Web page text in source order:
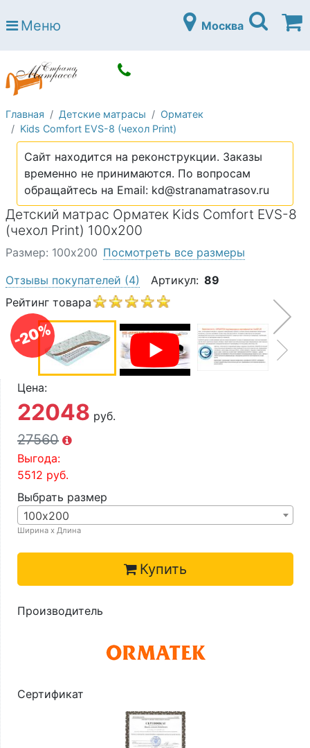
Страна матрасов
Open submenu (Матрасы)
Open submenu (Кровати)
Кровати
Open submenu (Аксессуары)
Open submenu (Диваны)
Диваны
Open submenu (Постельное белье)
Постельное белье
Open submenu (Мебель)
Мебель
Open submenu (Основания)
Основания
Open submenu (Детские матрасы)
Детские матрасы
Open submenu (Детские кровати)
Детские кровати
Open submenu (Шкафы)
Шкафы
О компании
Контакты
Доставка по городу
Меню Москва
Главная Детские матрасы
Орматек
Kids Comfort EVS-8 (чехол Print)
Сайт находится на реконструкции. Заказы
временно не принимаются. По вопросам
обращайтесь на Email: kd@stranamatrasov.ru
Детский матрас Орматек Kids Comfort EVS-8
(чехол Print) 100х200
-20%
Размер: 100х200 Посмотреть все размеры
Отзывы покупателей (4) Артикул: 89
Рейтинг товара
Цена:
22048 руб.
27560
Выгода:
5512 руб.
Выбрать размер
100х200
Ширина х Длина
Купить
Производитель
Сертификат